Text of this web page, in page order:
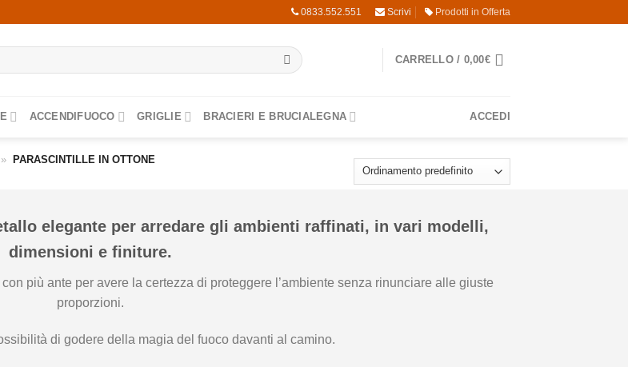
0833.552.551 Scrivi Prodotti in Offerta
CARRELLO / 0,00€
ACCENDIFUOCO GRIGLIE BRACIERI E BRUCIALEGNA ACCEDI
» PARASCINTILLE IN OTTONE
elegante per arredare gli ambienti raffinati, in vari modelli,
dimensioni e finiture.
più ante per avere la certezza di proteggere l’ambiente senza rinunciare alle giuste
proporzioni.
di godere della magia del fuoco davanti al camino.